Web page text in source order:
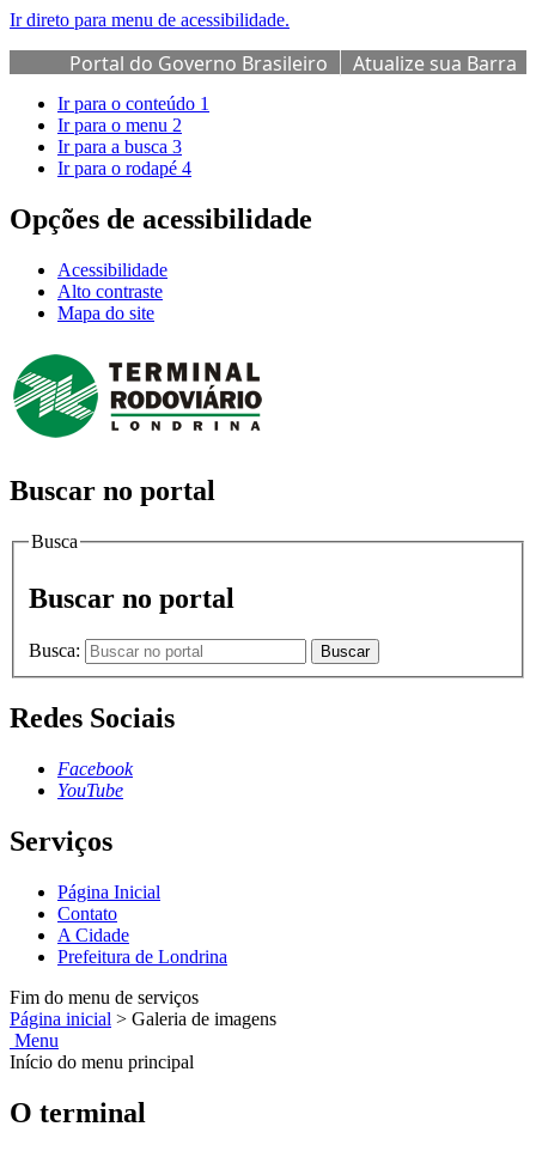
Ir direto para menu de acessibilidade.
Portal do Governo Brasileiro
Atualize sua Barra
de Governo
Ir para o conteúdo 1
Ir para o menu 2
Ir para a busca 3
Ir para o rodapé 4
Opções de acessibilidade
Acessibilidade
Alto contraste
Mapa do site
Buscar no portal
Busca
Buscar no portal
Busca: Buscar
Redes Sociais
Facebook
YouTube
Serviços
Página Inicial
Contato
A Cidade
Prefeitura de Londrina
Fim do menu de serviços
Página inicial > Galeria de imagens
Menu
Início do menu principal
O terminal